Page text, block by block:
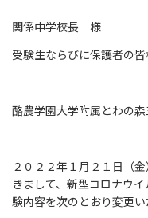
関係中学校長 様
受験生ならびに保護者の皆
酪農学園大学附属とわの
２０２２年１月２１日（
きまして、新型コロナウ
験内容を次のとおり変更い